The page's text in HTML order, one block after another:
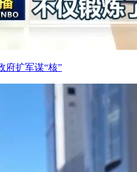
府扩军谋“核”